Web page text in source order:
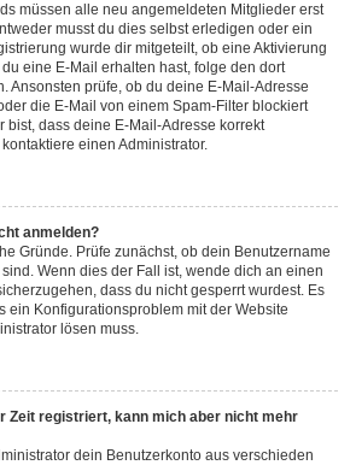
müssen alle neu angemeldeten Mitglieder erst
musst du dies selbst erledigen oder ein
wurde dir mitgeteilt, ob eine Aktivierung
eine E-Mail erhalten hast, folge den dort
Ansonsten prüfe, ob du deine E-Mail-Adresse
die E-Mail von einem Spam-Filter blockiert
bist, dass deine E-Mail-Adresse korrekt
einen Administrator.
anmelden?
Gründe. Prüfe zunächst, ob dein Benutzername
Wenn dies der Fall ist, wende dich an einen
dass du nicht gesperrt wurdest. Es
ein Konfigurationsproblem mit der Website
lösen muss.
Zeit registriert, kann mich aber nicht mehr
dein Benutzerkonto aus verschieden